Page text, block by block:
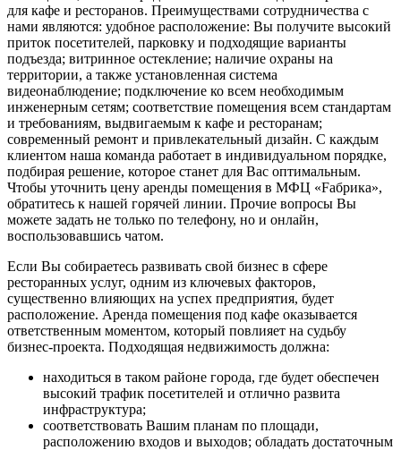
Если Вы собираетесь развивать свой бизнес в сфере
ресторанных услуг, одним из ключевых факторов,
существенно влияющих на успех предприятия, будет
расположение. Аренда помещения под кафе оказывается
ответственным моментом, который повлияет на судьбу
бизнес-проекта. Подходящая недвижимость должна:
находиться в таком районе города, где будет обеспечен
высокий трафик посетителей и отлично развита
инфраструктура;
соответствовать Вашим планам по площади,
расположению входов и выходов; обладать достаточным